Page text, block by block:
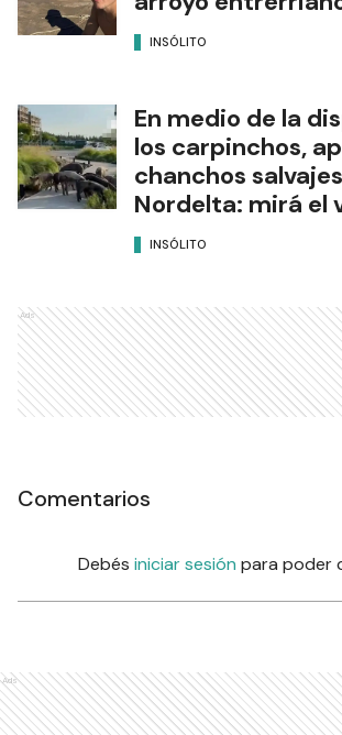
INSÓLITO
En medio de la
los carpinchos,
chanchos
Nordelta: mirá el
INSÓLITO
Ads
Comentarios
Debés iniciar sesión para poder
Ads